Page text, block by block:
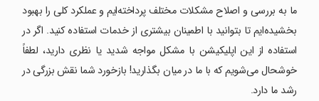
ما به بررسی و اصلاح مشکلات مختلف پرداخته‌ایم و عملکرد کلی را بهبود
بخشیده‌ایم تا بتوانید با اطمینان بیشتری از خدمات استفاده کنید. اگر در
استفاده از این اپلیکیشن با مشکل مواجه شدید یا نظری دارید، لطفاً
خوشحال می‌شویم که با ما در میان بگذارید! بازخورد شما نقش بزرگی در
رشد ما دارد.